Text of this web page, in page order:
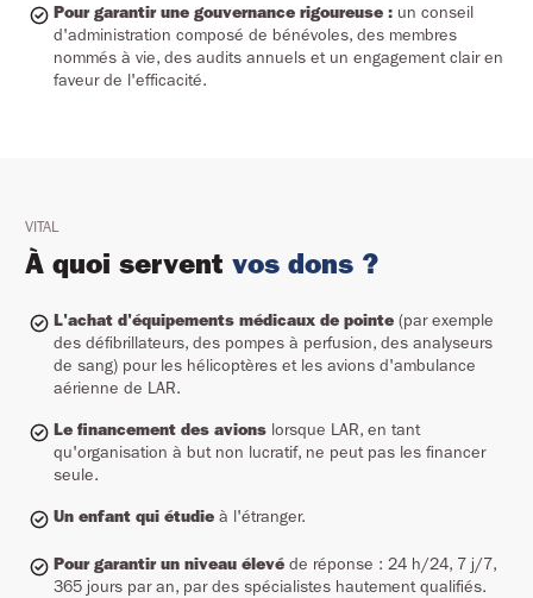
Pour garantir une gouvernance rigoureuse :un conseil
d'administration composé de bénévoles, des membres
nommés à vie, des audits annuels et un engagement clair en
faveur de l'efficacité.
VITAL
À quoi servent vos dons ?
L'achat d'équipements médicaux de pointe (par exemple
des défibrillateurs, des pompes à perfusion, des analyseurs
de sang) pour les hélicoptères et les avions d'ambulance
aérienne de LAR.
Le financement des avions lorsque LAR, en tant
qu'organisation à but non lucratif, ne peut pas les financer
seule.
Un enfant qui étudie à l'étranger.
Pour garantir un niveau élevé de réponse : 24 h/24, 7 j/7,
365 jours par an, par des spécialistes hautement qualifiés.